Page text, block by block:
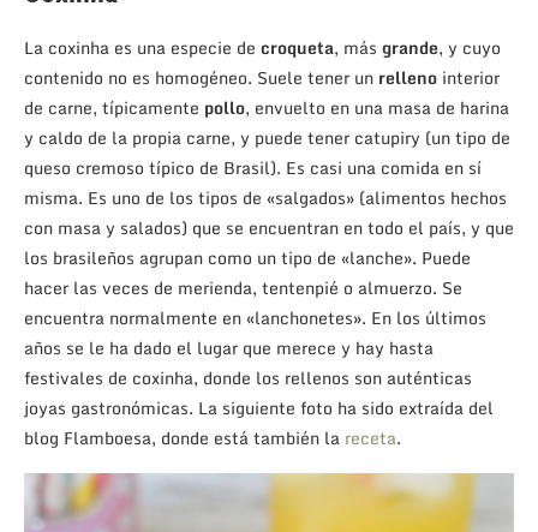
La coxinha es una especie de croqueta, más grande, y cuyo
contenido no es homogéneo. Suele tener un relleno interior
de carne, típicamente pollo, envuelto en una masa de harina
y caldo de la propia carne, y puede tener catupiry (un tipo de
queso cremoso típico de Brasil). Es casi una comida en sí
misma. Es uno de los tipos de «salgados» (alimentos hechos
con masa y salados) que se encuentran en todo el país, y que
los brasileños agrupan como un tipo de «lanche». Puede
hacer las veces de merienda, tentenpié o almuerzo. Se
encuentra normalmente en «lanchonetes». En los últimos
años se le ha dado el lugar que merece y hay hasta
festivales de coxinha, donde los rellenos son auténticas
joyas gastronómicas. La siguiente foto ha sido extraída del
blog Flamboesa, donde está también la receta.